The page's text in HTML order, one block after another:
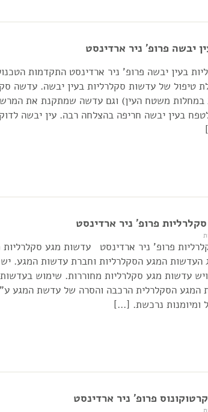
יבשה פרופ' ניר ארדינסט
בעין יבשה פרופ' ניר ארדינסט התקדמות
טיפול של עדשות סקלרליות בעין יבשה. עדשה
במחלות משטח העין) וגם עדשה שמתקנת את
בעין יבשה חריפה בהצלחה רבה. עין יבשה
פרופ' ניר ארדינסט
פרופ' ניר ארדינסט עדשות מגע
העדשות המגע הסקלרליות וחברת עדשות המגע.
עדשות מגע סקלרליות מחוררות. שימוש
הסקלרלית הרכבה והסרה של עדשת המגע
ומיומנות נרכשת. […]
פרופ' ניר ארדינסט